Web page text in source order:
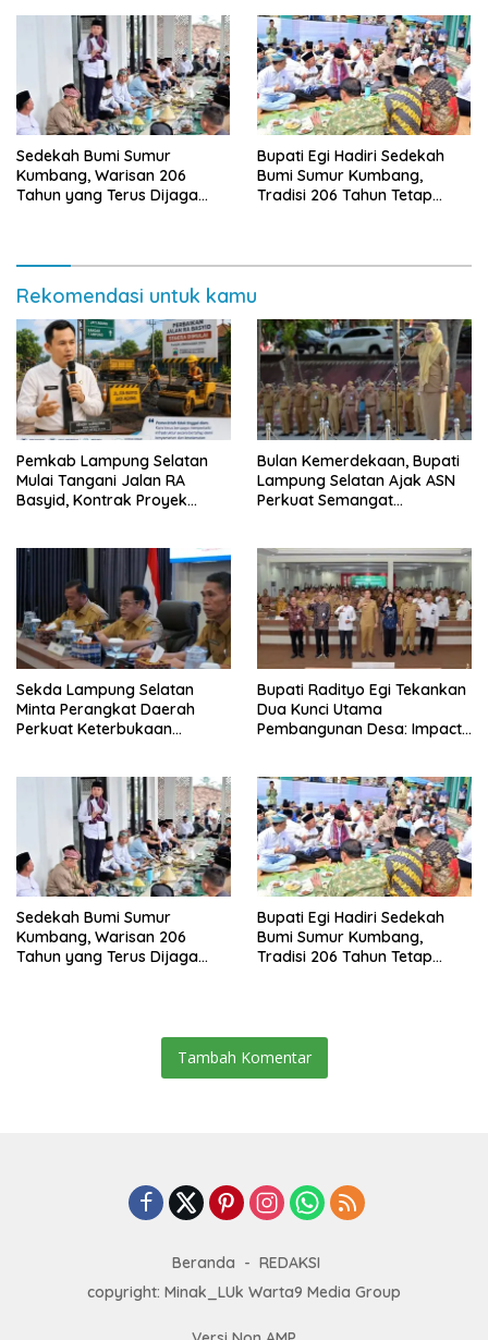
Sedekah Bumi Sumur
Kumbang, Warisan 206
Tahun yang Terus Dijaga
Bupati Egi Hadiri Sedekah
Bumi Sumur Kumbang,
Tradisi 206 Tahun Tetap
Rekomendasi untuk kamu
Pemkab Lampung Selatan
Mulai Tangani Jalan RA
Basyid, Kontrak Proyek
Bulan Kemerdekaan, Bupati
Lampung Selatan Ajak ASN
Perkuat Semangat
Sekda Lampung Selatan
Minta Perangkat Daerah
Perkuat Keterbukaan
Bupati Radityo Egi Tekankan
Dua Kunci Utama
Pembangunan Desa: Impact
Sedekah Bumi Sumur
Kumbang, Warisan 206
Tahun yang Terus Dijaga
Bupati Egi Hadiri Sedekah
Bumi Sumur Kumbang,
Tradisi 206 Tahun Tetap
Tambah Komentar
Beranda
REDAKSI
copyright: Minak_LUk Warta9 Media Group